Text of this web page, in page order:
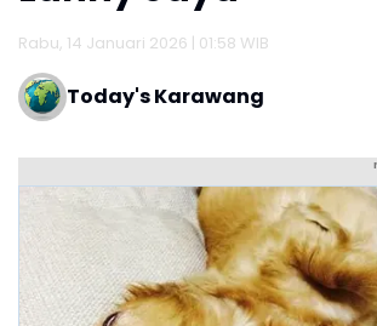
Rabu, 14 Januari 2026 | 01:58 WIB
Today's Karawang